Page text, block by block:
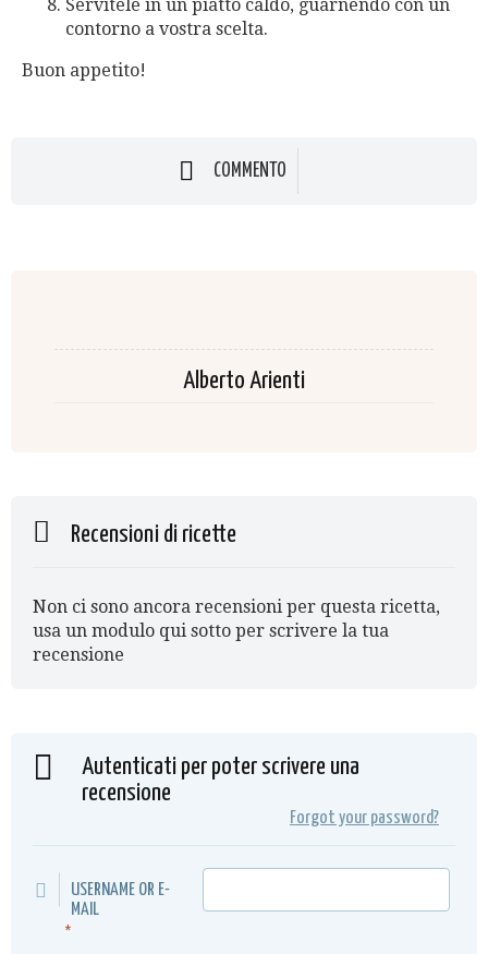
Servitele in un piatto caldo, guarnendo con un
contorno a vostra scelta.
Buon appetito!
COMMENTO
Alberto Arienti
Recensioni di ricette
Non ci sono ancora recensioni per questa ricetta,
usa un modulo qui sotto per scrivere la tua
recensione
Autenticati per poter scrivere una
recensione
Forgot your password?
USERNAME OR E-
MAIL
*